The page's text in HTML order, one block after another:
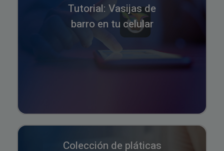
Tutorial: Vasijas de
barro en tu celular
Colección de pláticas